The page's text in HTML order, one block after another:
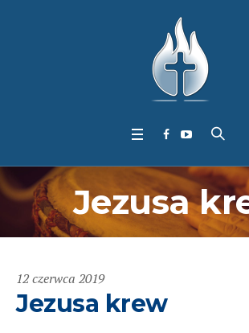
Jezusa
12 czerwca 2019
Jezusa krew